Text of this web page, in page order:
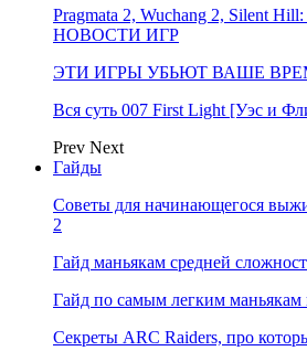
Pragmata 2, Wuchang 2, Silent
НОВОСТИ ИГР
ЭТИ ИГРЫ УБЬЮТ ВАШЕ
Вся суть 007 First Light [Уэс и
Prev Next
Гайды
Советы для начинающегося
2
Гайд маньякам средней
Гайд по самым легким маньякам
Секреты ARC Raiders, про